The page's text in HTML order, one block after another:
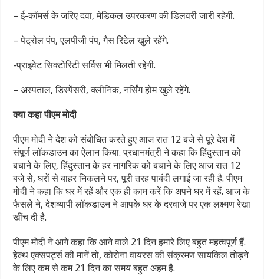
– ई-कॉमर्स के जरिए दवा, मेडिकल उपरकरण की डिलवरी जारी रहेगी.
– पेट्रोल पंप, एलपीजी पंप, गैस रिटेल खुले रहेंगे.
-प्राइवेट सिक्टोरिटी सर्विस भी मिलती रहेगी.
– अस्पताल, डिस्पेंसरी, क्लीनिक, नर्सिंग होम खुले रहेंगे.
क्या कहा पीएम मोदी
पीएम मोदी ने देश को संबोधित करते हुए आज रात 12 बजे से पूरे देश में
संपूर्ण लॉकडाउन का ऐलान किया. प्रधानमंत्री ने कहा कि हिंदुस्तान को
बचाने के लिए, हिंदुस्तान के हर नागरिक को बचाने के लिए आज रात 12
बजे से, घरों से बाहर निकलने पर, पूरी तरह पाबंदी लगाई जा रही है. पीएम
मोदी ने कहा कि घर में रहें और एक ही काम करें कि अपने घर में रहें. आज के
फैसले ने, देशव्यापी लॉकडाउन ने आपके घर के दरवाजे पर एक लक्ष्मण रेखा
खींच दी है.
पीएम मोदी ने आगे कहा कि आने वाले 21 दिन हमारे लिए बहुत महत्वपूर्ण हैं.
हेल्थ एक्सपर्ट्स की मानें तो, कोरोना वायरस की संक्रमण सायकिल तोड़ने
के लिए कम से कम 21 दिन का समय बहुत अहम है.